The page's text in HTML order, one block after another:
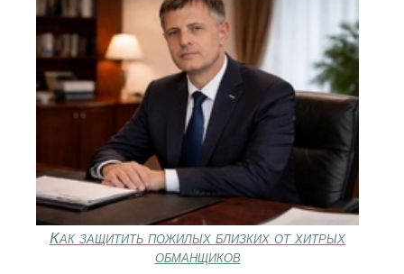
Как защитить пожилых близких от хитрых
обманщиков